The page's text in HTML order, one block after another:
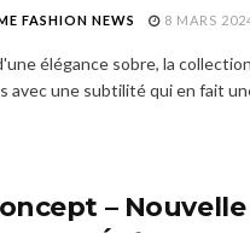
FASHION NEWS 8 MARS
élégance sobre, la
avec une subtilité qui en fait
–